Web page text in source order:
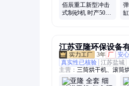
佰辰重工新型冲击
式制砂机 时产500
江苏亚隆环保设备
3年 厂 安
真实性已核验 江苏盐城
主营： 三筒烘干机、滚筒
烘干设备、布袋除尘器